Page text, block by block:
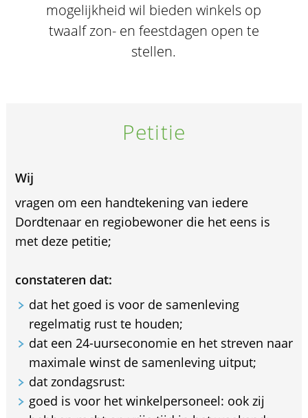
mogelijkheid wil bieden winkels op
twaalf zon- en feestdagen open te
stellen.
Petitie
Wij
vragen om een handtekening van iedere
Dordtenaar en regiobewoner die het eens is
met deze petitie;
constateren dat:
dat het goed is voor de samenleving
regelmatig rust te houden;
dat een 24-uurseconomie en het streven naar
maximale winst de samenleving uitput;
dat zondagsrust:
goed is voor het winkelpersoneel: ook zij